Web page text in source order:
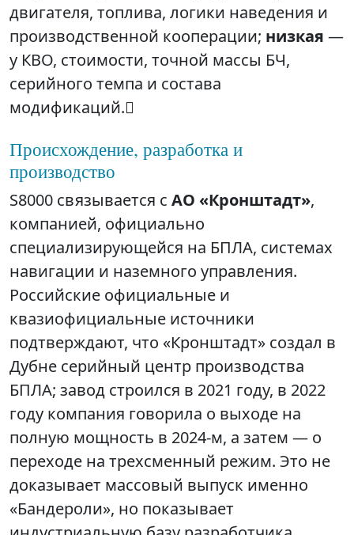
двигателя, топлива, логики наведения и
производственной кооперации; низкая —
у КВО, стоимости, точной массы БЧ,
серийного темпа и состава
модификаций.
Происхождение, разработка и
производство
S8000 связывается с АО «Кронштадт»,
компанией, официально
специализирующейся на БПЛА, системах
навигации и наземного управления.
Российские официальные и
квазиофициальные источники
подтверждают, что «Кронштадт» создал в
Дубне серийный центр производства
БПЛА; завод строился в 2021 году, в 2022
году компания говорила о выходе на
полную мощность в 2024-м, а затем — о
переходе на трехсменный режим. Это не
доказывает массовый выпуск именно
«Бандероли», но показывает